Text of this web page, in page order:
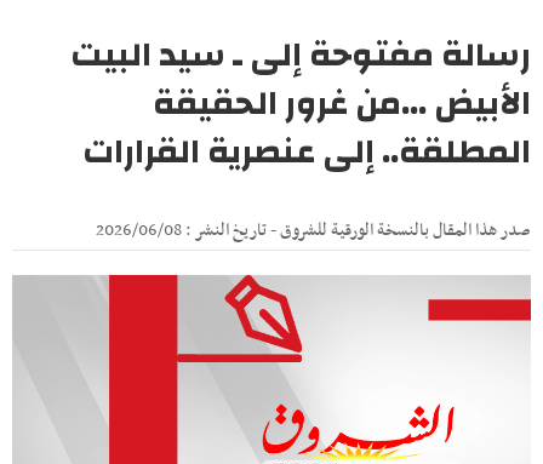
رسالة مفتوحة إلى ـ سيد البيت
الأبيض ...من غرور الحقيقة
المطلقة.. إلى عنصرية القرارات
صدر هذا المقال بالنسخة الورقية للشروق - تاريخ النشر : 2026/06/08